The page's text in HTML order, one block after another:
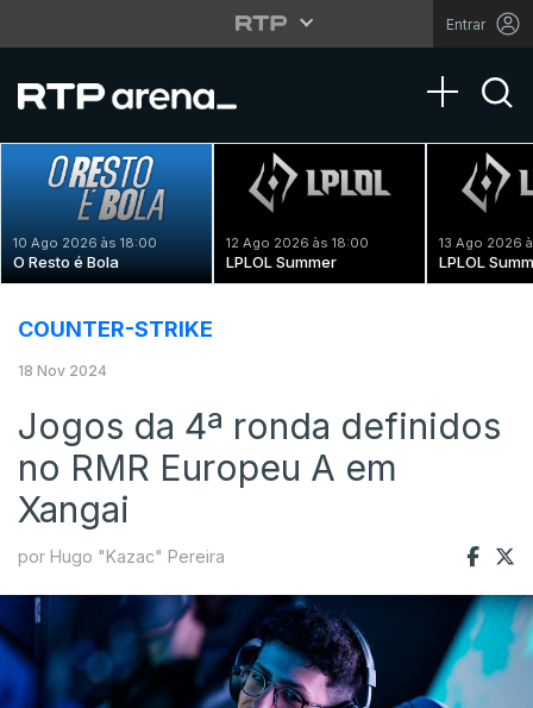
Entrar
Toggle
10 Ago 2026 às 18:00
O Resto é Bola
12 Ago 2026 às 18:00
LPLOL Summer
13 Ago 2026
LPLOL
COUNTER-STRIKE
18 Nov 2024
Jogos da 4ª ronda definidos
no RMR Europeu A em
Xangai
por Hugo "Kazac" Pereira